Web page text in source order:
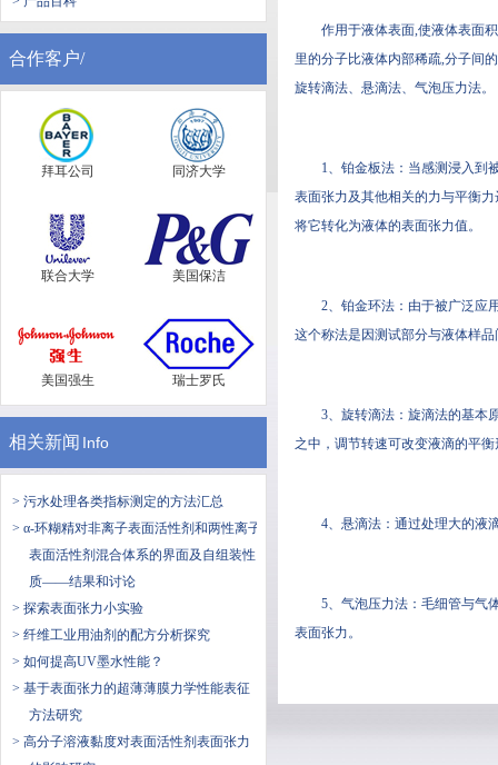
合作客户/
拜耳公司 同济大学
联合大学 美国保洁
美国强生 瑞士罗氏
相关新闻 Info
> 污水处理各类指标测定的方法汇总
> α-环糊精对非离子表面活性剂和两性离子
表面活性剂混合体系的界面及自组装性
质——结果和讨论
> 探索表面张力小实验
> 纤维工业用油剂的配方分析探究
> 如何提高UV墨水性能？
> 基于表面张力的超薄薄膜力学性能表征
方法研究
> 高分子溶液黏度对表面活性剂表面张力
作用于液体表面,使液体表面
里的分子比液体内部稀疏,分子间的
旋转滴法、悬滴法、气泡压力法。
1、铂金板法：当感测浸
表面张力及其他相关的力与平衡力达
将它转化为液体的表面张力值。
2、铂金环法：由于被
这个称法是因测试部分与液体样品间
3、旋转滴法：旋滴法的
之中，调节转速可改变液滴的平
4、悬滴法：通过处理大的液
5、气泡压力法：毛细管
表面张力。